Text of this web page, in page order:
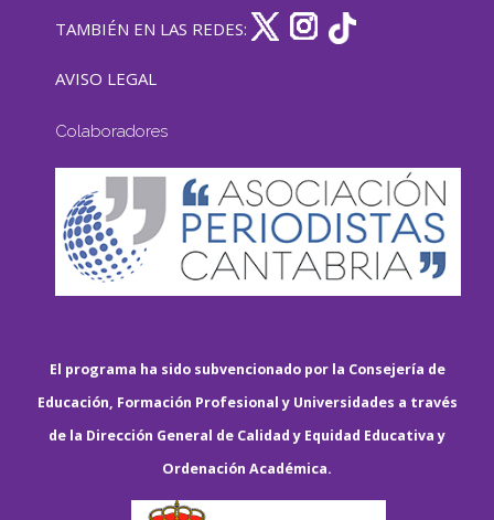
TAMBIÉN EN LAS REDES:
AVISO LEGAL
Colaboradores
El programa ha sido subvencionado por la Consejería de
Educación, Formación Profesional y Universidades a través
de la Dirección General de Calidad y Equidad Educativa y
Ordenación Académica.